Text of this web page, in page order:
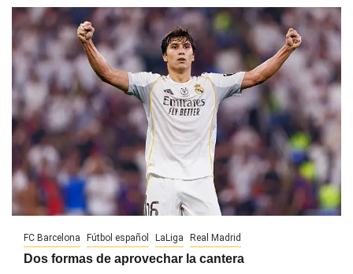
FC Barcelona Fútbol español LaLiga Real Madrid
Dos formas de aprovechar la cantera